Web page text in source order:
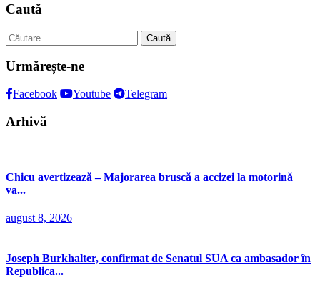
Caută
Caută
după:
Urmărește-ne
Facebook Youtube Telegram
Arhivă
Chicu avertizează – Majorarea bruscă a accizei la motorină
va...
august 8, 2026
Joseph Burkhalter, confirmat de Senatul SUA ca ambasador în
Republica...